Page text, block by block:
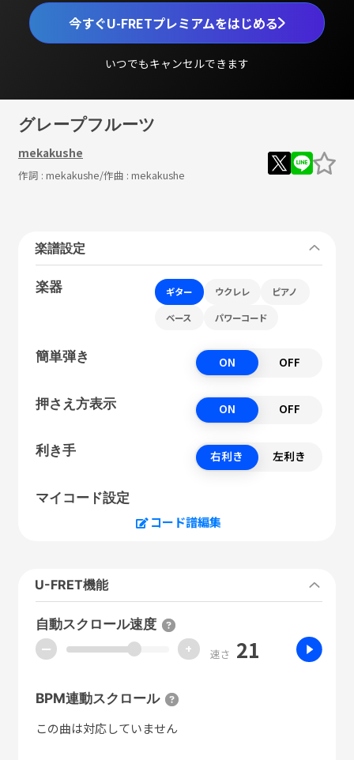
今すぐU-FRETプレミアムをはじめる
いつでもキャンセルできます
グレープフルーツ
mekakushe
作詞 : mekakushe/作曲 : mekakushe
楽譜設定
楽器 ギター ウクレレ ピアノ
ベース パワーコード
簡単弾き ON OFF
押さえ方表示 ON OFF
利き手 右利き 左利き
マイコード設定
コード譜編集
U-FRET機能
自動スクロール速度
ー + 速さ 21
BPM連動スクロール
この曲は対応していません